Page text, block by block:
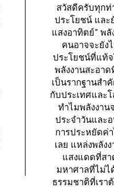
สวัสดีครับทุกท่
ประโยชน์ และ
แสงอาทิตย์" พ
คนอาจจะยั
ประโยชน์ที่แท้
พลังงานสะอา
เป็นรากฐานสำ
กับประเทศและโลกข
ทำไมพลังงา
ประจำวันและ
การประหยัดค่
เลย แหล่งพลังงานที่ไม่จำกัดและสะอาด ลองคิดดูสิครับ
แสงแดดที่สา
มหาศาลที่ไม่ไ
ธรรมชาติที่เร